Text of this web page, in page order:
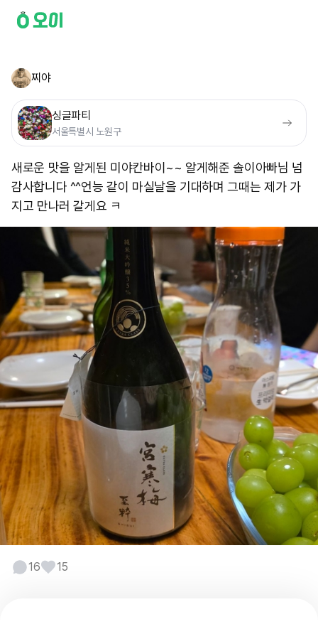
찌야
싱글파티
서울특별시 노원구
새로운 맛을 알게된 미야칸바이~~ 알게해준 솔이아빠님 넘
감사합니다 ^^ ​ 언능 같이 마실날을 기대하며 그때는 제가 가
지고 만나러 갈게요 ㅋ
16 15